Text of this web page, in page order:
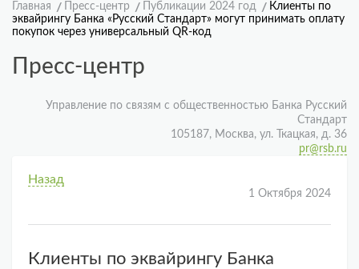
Главная Пресс-центр Публикации 2024 год
Клиенты по
эквайрингу Банка «Русский Стандарт» могут принимать оплату
покупок через универсальный QR-код
Пресс-центр
Управление по связям с общественностью Банка Русский
Стандарт
105187, Москва, ул. Ткацкая, д. 36
pr@rsb.ru
Назад
1 Октября 2024
Клиенты по эквайрингу Банка